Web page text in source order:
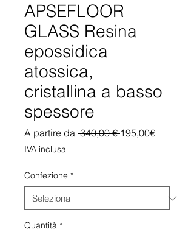
APSEFLOOR
GLASS Resina
epossidica
atossica,
cristallina a basso
spessore
A partire da 340,00 € Prezzo
195,00€Prezzo
IVA inclusa
Confezione *
Quantità *